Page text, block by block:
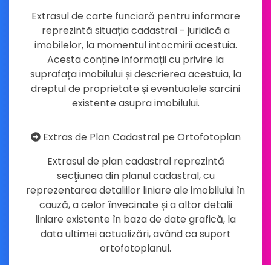
Extrasul de carte funciară pentru informare
reprezintă situația cadastral - juridică a
imobilelor, la momentul intocmirii acestuia.
Acesta conține informații cu privire la
suprafața imobilului și descrierea acestuia, la
dreptul de proprietate și eventualele sarcini
existente asupra imobilului.
Extras de Plan Cadastral pe Ortofotoplan
Extrasul de plan cadastral reprezintă
secţiunea din planul cadastral, cu
reprezentarea detaliilor liniare ale imobilului în
cauză, a celor învecinate și a altor detalii
liniare existente în baza de date grafică, la
data ultimei actualizări, având ca suport
ortofotoplanul.